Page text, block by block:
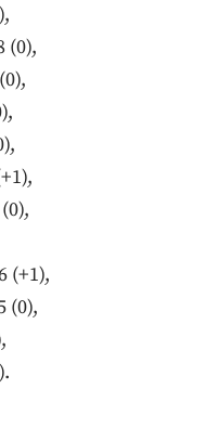
(0),
(+1),
(0),